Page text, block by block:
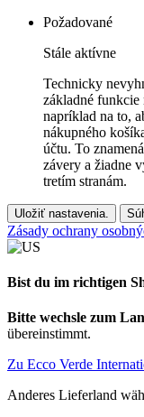
Požadované
Stále aktívne
Technicky
základné funkcie
napríklad na to,
nákupného
účtu. To
závery a žiadne
tretím stranám.
Uložiť nastavenia.
Zásady ochrany
Bist du im richtigen
Bitte wechsle zum
übereinstimmt.
Zu Ecco Verde
Anderes Lieferland